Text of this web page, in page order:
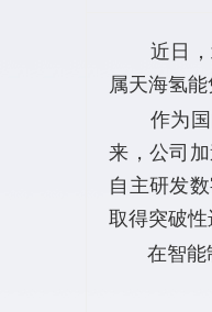
近日，北
属天海氢
作为国内
来，公司
自主研发
取得突破性
在智能制